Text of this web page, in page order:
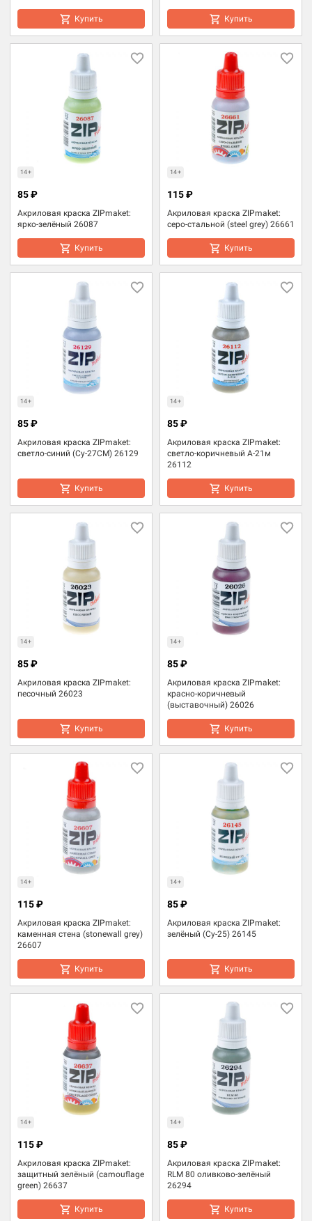
Купить Купить
14+
Акриловая краска ZIPmaket:
ярко-зелёный 26087
85 ₽
Купить
14+
Акриловая краска ZIPmaket:
серо-стальной (steel grey) 26661
115 ₽
Купить
14+
Акриловая краска ZIPmaket:
светло-синий (Су-27СМ) 26129
85 ₽
Купить
14+
Акриловая краска ZIPmaket:
светло-коричневый А-21м
26112
85 ₽
Купить
14+
Акриловая краска ZIPmaket:
песочный 26023
85 ₽
Купить
14+
Акриловая краска ZIPmaket:
красно-коричневый
(выставочный) 26026
85 ₽
Купить
14+
Акриловая краска ZIPmaket:
каменная стена (stonewall grey)
26607
115 ₽
Купить
14+
Акриловая краска ZIPmaket:
зелёный (Су-25) 26145
85 ₽
Купить
14+
Акриловая краска ZIPmaket:
защитный зелёный (camouflage
green) 26637
115 ₽
Купить
14+
Акриловая краска ZIPmaket:
RLM 80 оливково-зелёный
26294
85 ₽
Купить